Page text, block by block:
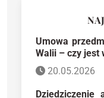
Umowa
Walii – czy jest
20.05.2026